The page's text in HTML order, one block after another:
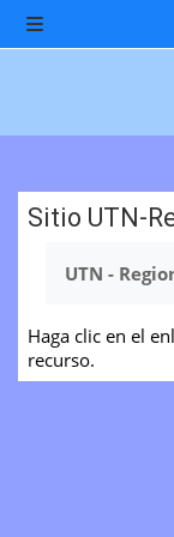
Salta al contenido
Panel lateral
Sitio UTN-
UTN -
Haga clic en el
recurso.